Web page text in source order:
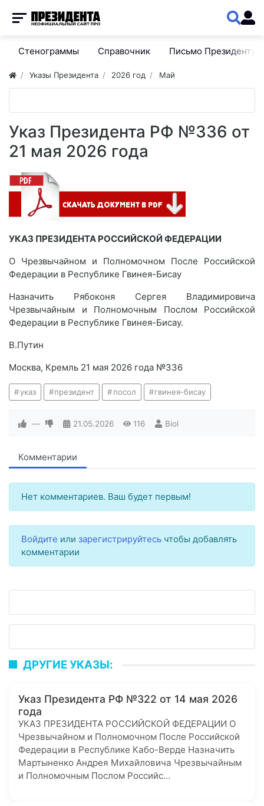
Стенограммы Справочник Письмо Президенту
Указы Президента 2026 год Май
Указ Президента РФ №336 от
21 мая 2026 года
УКАЗ ПРЕЗИДЕНТА РОССИЙСКОЙ ФЕДЕРАЦИИ
О Чрезвычайном и Полномочном После Российской
Федерации в Республике Гвинея-Бисау
Назначить Рябоконя Сергея Владимировича
Чрезвычайным и Полномочным Послом Российской
Федерации в Республике Гвинея-Бисау.
В.Путин
Москва, Кремль 21 мая 2026 года №336
указ президент посол гвинея-бисау
— 21.05.2026 116 Biol
Комментарии
Нет комментариев. Ваш будет первым!
Войдите или зарегистрируйтесь чтобы добавлять
комментарии
ДРУГИЕ УКАЗЫ:
Указ Президента РФ №322 от 14 мая 2026
года
УКАЗ ПРЕЗИДЕНТА РОССИЙСКОЙ ФЕДЕРАЦИИ О
Чрезвычайном и Полномочном После Российской
Федерации в Республике Кабо-Верде Назначить
Мартыненко Андрея Михайловича Чрезвычайным
и Полномочным Послом Российс…